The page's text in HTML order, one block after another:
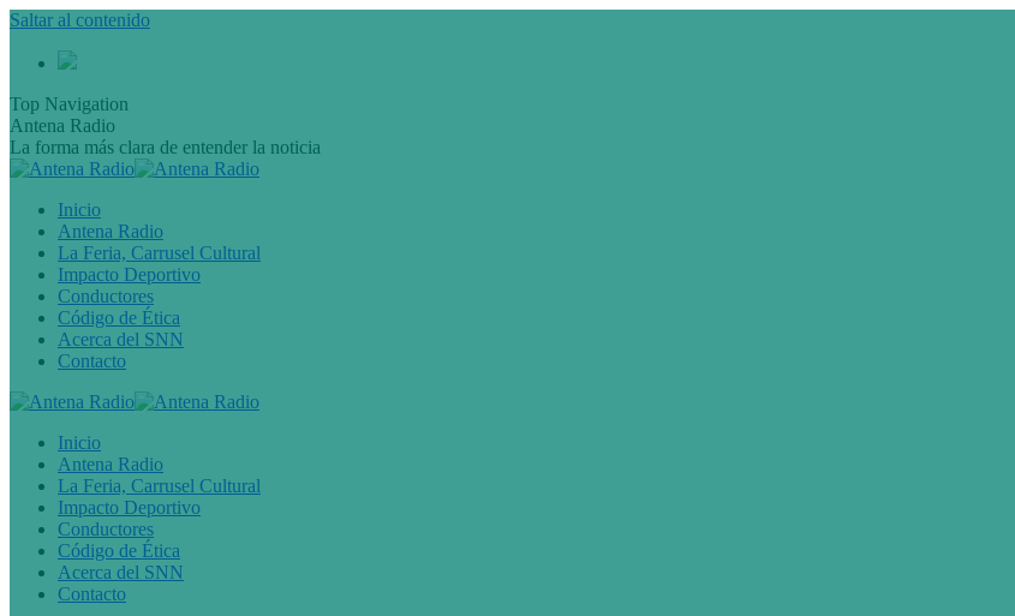
Saltar al contenido
Top Navigation
Antena Radio
La forma más clara de entender la noticia
Inicio
Antena Radio
La Feria, Carrusel Cultural
Impacto Deportivo
Conductores
Código de Ética
Acerca del SNN
Contacto
Inicio
Antena Radio
La Feria, Carrusel Cultural
Impacto Deportivo
Conductores
Código de Ética
Acerca del SNN
Contacto